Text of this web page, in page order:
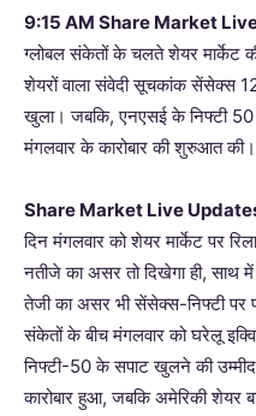
9:15 AM Share Market
ग्लोबल संकेतों के चलते शेयर मार्केट
शेयरों वाला संवेदी सूचकांक सेंसेक्स
खुला। जबकि, एनएसई के निफ्टी
मंगलवार के कारोबार की शुरुआत की।
Share Market Live
दिन मंगलवार को शेयर मार्केट पर
नतीजे का असर तो दिखेगा ही, साथ
तेजी का असर भी सेंसेक्स-निफ्टी पर
संकेतों के बीच मंगलवार को घरेलू
निफ्टी-50 के सपाट खुलने की उम्मीद
कारोबार हुआ, जबकि अमेरिकी शेयर